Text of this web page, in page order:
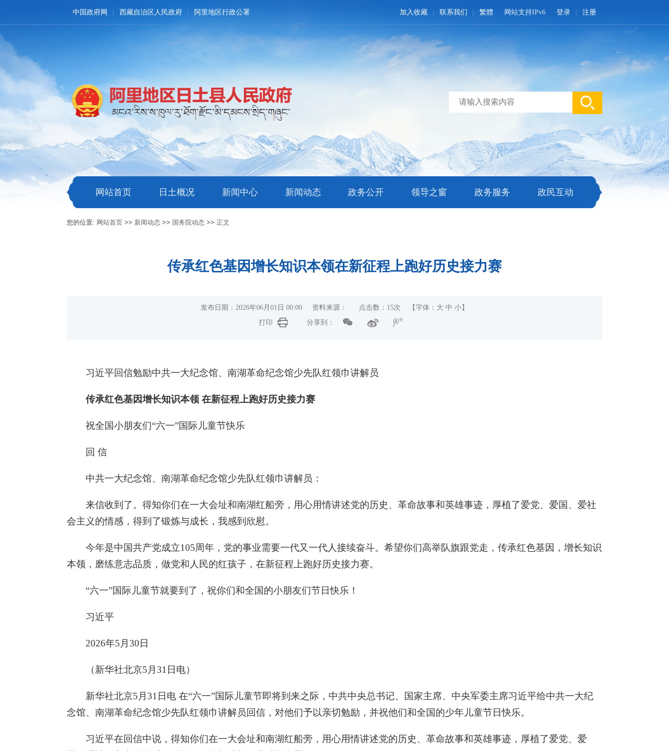
中国政府网 西藏自治区人民政府 阿里地区行政公署 登录 注册
网站支持IPv6
加入收藏 联系我们 繁體
网站首页 日土概况 新闻中心 新闻动态 政务公开 领导之窗 政务服务 政民互动
您的位置: 网站首页 >> 新闻动态 >> 国务院动态 >>正文
传承红色基因增长知识本领在新征程上跑好历史接力赛
发布日期：2026年06月01日 00:00 资料来源： 点击数： 15次 【字体： 大 中 小 】
打印
分享到：
习近平回信勉励中共一大纪念馆、南湖革命纪念馆少先队红领巾讲解员
传承红色基因增长知识本领 在新征程上跑好历史接力赛
祝全国小朋友们“六一”国际儿童节快乐
回 信
中共一大纪念馆、南湖革命纪念馆少先队红领巾讲解员：
来信收到了。得知你们在一大会址和南湖红船旁，用心用情讲述党的历史、革命故事和英雄事迹，厚植了爱党、爱国、爱社
会主义的情感，得到了锻炼与成长，我感到欣慰。
今年是中国共产党成立105周年，党的事业需要一代又一代人接续奋斗。希望你们高举队旗跟党走，传承红色基因，增长知识
本领，磨练意志品质，做党和人民的红孩子，在新征程上跑好历史接力赛。
“六一”国际儿童节就要到了，祝你们和全国的小朋友们节日快乐！
习近平
2026年5月30日
（新华社北京5月31日电）
新华社北京5月31日电 在“六一”国际儿童节即将到来之际，中共中央总书记、国家主席、中央军委主席习近平给中共一大纪
念馆、南湖革命纪念馆少先队红领巾讲解员回信，对他们予以亲切勉励，并祝他们和全国的少年儿童节日快乐。
习近平在回信中说，得知你们在一大会址和南湖红船旁，用心用情讲述党的历史、革命故事和英雄事迹，厚植了爱党、爱